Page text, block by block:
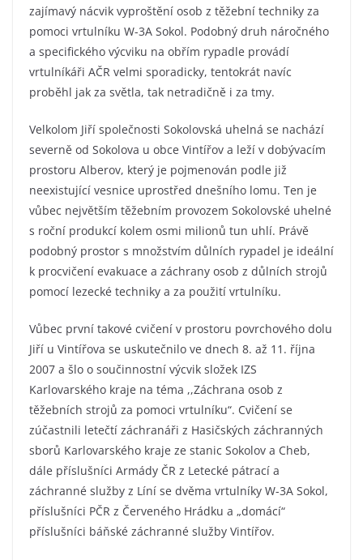
zajímavý nácvik vyproštění osob z těžební techniky za
pomoci vrtulníku W-3A Sokol. Podobný druh náročného
a specifického výcviku na obřím rypadle provádí
vrtulníkáři AČR velmi sporadicky, tentokrát navíc
proběhl jak za světla, tak netradičně i za tmy.
Velkolom Jiří společnosti Sokolovská uhelná se nachází
severně od Sokolova u obce Vintířov a leží v dobývacím
prostoru Alberov, který je pojmenován podle již
neexistující vesnice uprostřed dnešního lomu. Ten je
vůbec největším těžebním provozem Sokolovské uhelné
s roční produkcí kolem osmi milionů tun uhlí. Právě
podobný prostor s množstvím důlních rypadel je ideální
k procvičení evakuace a záchrany osob z důlních strojů
pomocí lezecké techniky a za použití vrtulníku.
Vůbec první takové cvičení v prostoru povrchového dolu
Jiří u Vintířova se uskutečnilo ve dnech 8. až 11. října
2007 a šlo o součinnostní výcvik složek IZS
Karlovarského kraje na téma ,,Záchrana osob z
těžebních strojů za pomoci vrtulníku“. Cvičení se
zúčastnili letečtí záchranáři z Hasičských záchranných
sborů Karlovarského kraje ze stanic Sokolov a Cheb,
dále příslušníci Armády ČR z Letecké pátrací a
záchranné služby z Líní se dvěma vrtulníky W-3A Sokol,
příslušníci PČR z Červeného Hrádku a „domácí“
příslušníci báňské záchranné služby Vintířov.